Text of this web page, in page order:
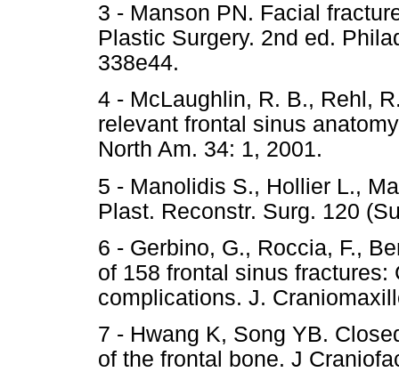
3 - Manson PN. Facial
Plastic Surgery. 2nd ed.
338e44.
4 - McLaughlin, R. B., Rehl,
relevant frontal sinus
North Am. 34: 1, 2001.
5 - Manolidis S., Hollier L.,
Plast. Reconstr. Surg. 120
6 - Gerbino, G., Roccia, F.,
of 158 frontal sinus
complications. J.
7 - Hwang K, Song YB.
of the frontal bone. J